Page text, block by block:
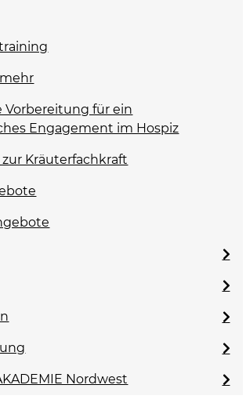
Vorbereitung für ein
Engagement im Hospiz
Kräuterfachkraft
Nordwest